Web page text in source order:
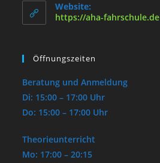
Website:
https://aha-fahrschule.de
Öffnungszeiten
Beratung und Anmeldung
Di: 15:00 – 17:00 Uhr
Do: 15:00 – 17:00 Uhr
Theorieunterricht
Mo: 17:00 – 20:15